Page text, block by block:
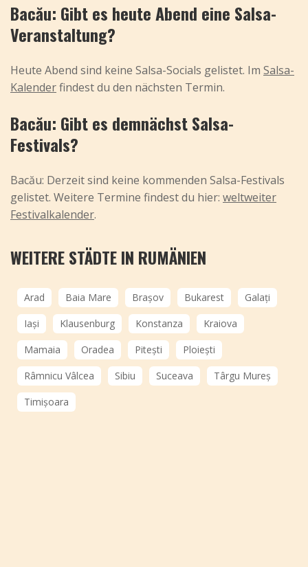
Bacău: Gibt es heute Abend eine Salsa-
Veranstaltung?
Heute Abend sind keine Salsa-Socials gelistet. Im Salsa-
Kalenderfindest du den nächsten Termin.
Bacău: Gibt es demnächst Salsa-
Festivals?
Bacău: Derzeit sind keine kommenden Salsa-Festivals
gelistet. Weitere Termine findest du hier: weltweiter
Festivalkalender.
WEITERE STÄDTE IN RUMÄNIEN
Arad Baia Mare Brașov Bukarest
Galați
Iași
Klausenburg Konstanza
Kraiova
Mamaia
Oradea Pitești
Ploiești
Râmnicu Vâlcea
Sibiu Suceava
Târgu Mureș
Timișoara